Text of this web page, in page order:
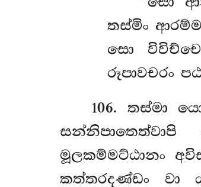
තස්මිං
සො
රූපාවචරං
106. තස්මා
මූලකම්මට්ඨානං
කත්තරදණ්ඩං වා